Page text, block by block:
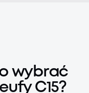
wybrać
C15?